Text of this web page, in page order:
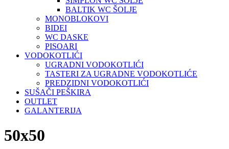
BALTIK WC ŠOLJE
MONOBLOKOVI
BIDEI
WC DASKE
PISOARI
VODOKOTLIĆI
UGRADNI VODOKOTLIĆI
TASTERI ZA UGRADNE VODOKOTLIĆE
PREDZIDNI VODOKOTLIĆI
SUŠAČI PEŠKIRA
OUTLET
GALANTERIJA
50x50